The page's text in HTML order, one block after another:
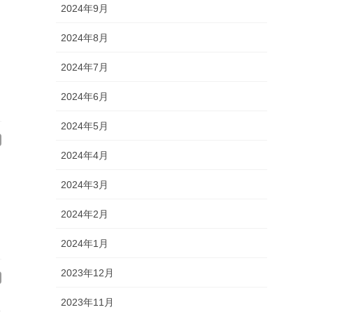
2024年9月
2024年8月
2024年7月
2024年6月
2024年5月
2024年4月
2024年3月
2024年2月
2024年1月
2023年12月
2023年11月